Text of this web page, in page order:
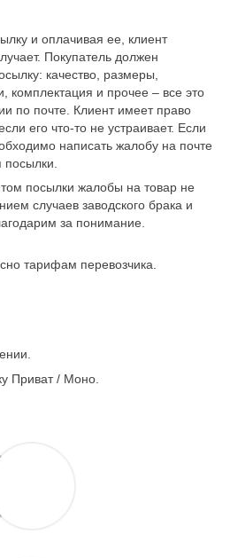
и оплачивая ее, клиент
Покупатель должен
качество, размеры,
комплектация и прочее – все это
по почте. Клиент имеет право
его что-то не устраивает. Если
написать жалобу на почте
посылки.
посылки жалобы на товар не
случаев заводского брака и
за понимание.
тарифам перевозчика.
Приват / Моно.